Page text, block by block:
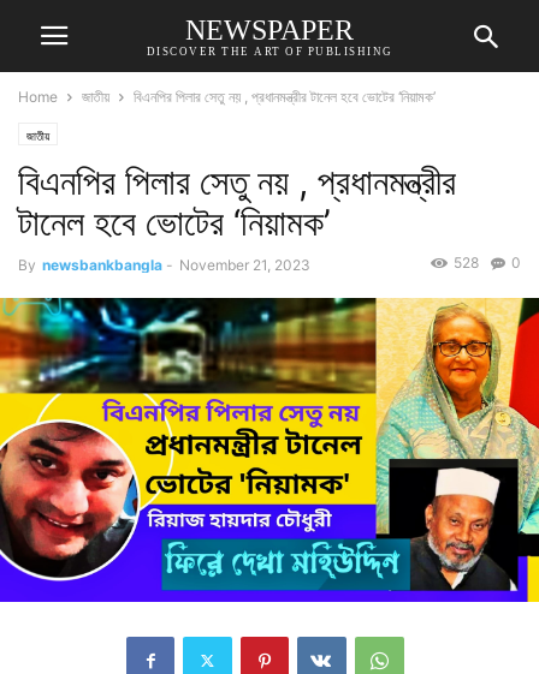
NEWSPAPER
DISCOVER THE ART OF PUBLISHING
Home জাতীয় বিএনপির পিলার সেতু নয় , প্রধানমন্ত্রীর টানেল হবে ভোটের ‘নিয়ামক’
জাতীয়
বিএনপির পিলার সেতু নয় , প্রধানমন্ত্রীর
টানেল হবে ভোটের ‘নিয়ামক’
By newsbankbangla - November 21, 2023 0
528